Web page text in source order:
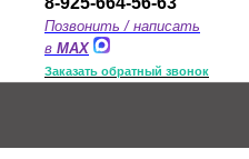
Позвонить / написать
в MAX
Заказать обратный звонок